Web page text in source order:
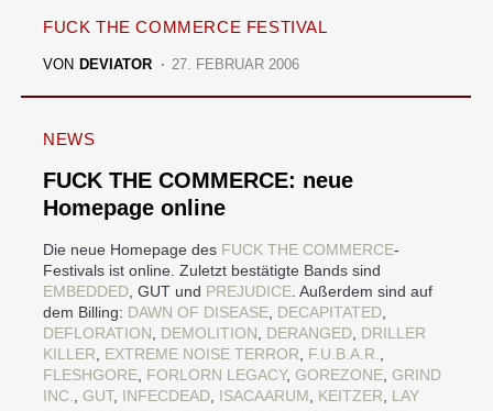
FUCK THE COMMERCE FESTIVAL
VON DEVIATOR 27. FEBRUAR 2006
NEWS
FUCK THE COMMERCE: neue
Homepage online
Die neue Homepage des FUCK THE COMMERCE-
Festivals ist online. Zuletzt bestätigte Bands sind
EMBEDDED , GUT und PREJUDICE . Außerdem sind auf
dem Billing: DAWN OF DISEASE DECAPITATED
DEFLORATION
DEMOLITION DERANGED DRILLER
KILLER
EXTREME NOISE TERROR F.U.B.A.R.
FLESHGORE FORLORN LEGACY, GOREZONE GRIND
INC.
GUT, INFECDEAD ISACAARUM KEITZER
LAY